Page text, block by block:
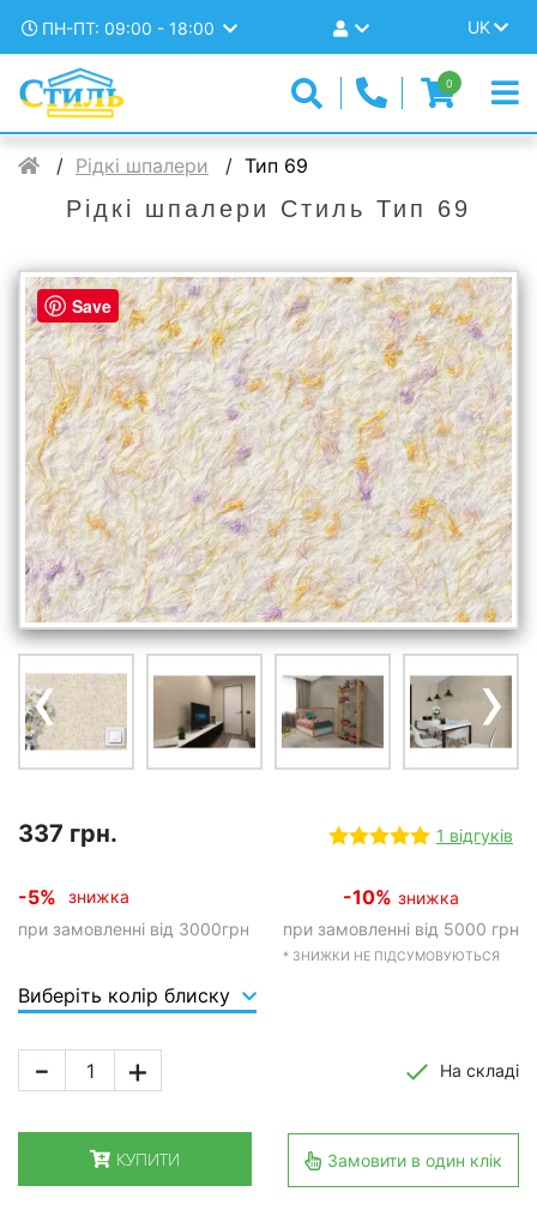
ПН-ПТ: 09:00 - 18:00 UK
0
Рідкі шпалери Тип 69
Рідкі шпалери Стиль Тип 69
‹ ›
337 грн. 1 відгуків
-5%
знижка
при замовленні від 3000грн
-10% знижка
при замовленні від 5000 грн
* ЗНИЖКИ НЕ ПІДСУМОВУЮТЬСЯ
Виберіть колір блиску
- + На складі
КУПИТИ Замовити в один клік
Save